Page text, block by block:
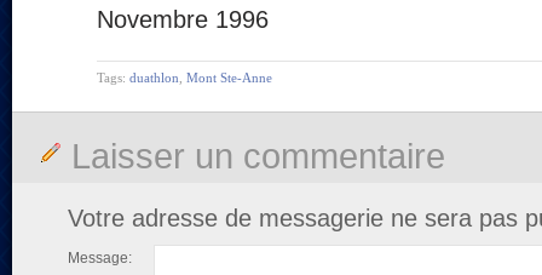
Novembre 1996
Tags: duathlon Mont Ste-Anne
Laisser un commentaire
Votre adresse de messagerie ne sera pas
Message: